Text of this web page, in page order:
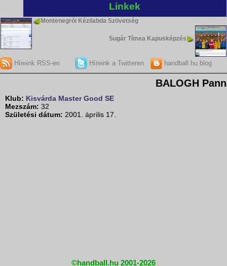
Linkek
Montenegrói Kézilabda Szövetség
Sugár Tímea Kapusképzés
Híreink RSS-en Híreink a Twitteren handball.hu blog
BALOGH
Klub: Kisvárda Master Good SE
Mezszám: 32
Születési dátum: 2001. április 17.
©handball.hu 2001-2026